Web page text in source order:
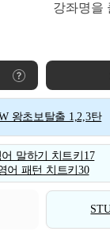
강좌명을
왕초보탈출 1,2,3탄
어 말하기 치트키17
어 패턴 치트키30